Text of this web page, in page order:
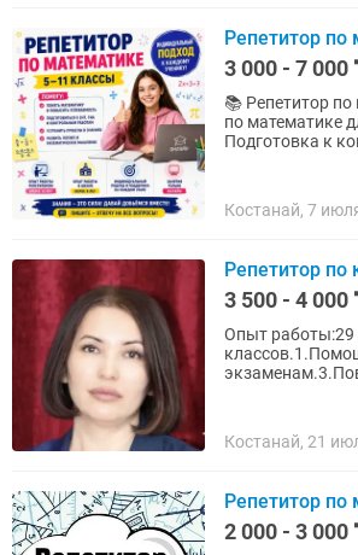
Репетитор по
3 000 - 7 000
📚 Репетитор
по математике
Подготовка к
Костанай, 7
Репетитор по
3 500 - 4 000
Опыт работы:29
Костанай, 21
Репетитор по
2 000 - 3 000